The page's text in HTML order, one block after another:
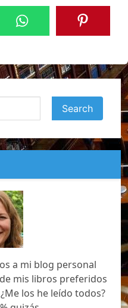
a mi blog personal
mis libros preferidos
los he leído todos?